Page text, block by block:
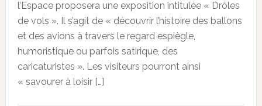
l’Espace proposera une exposition intitulée « Drôles
de vols ». Il s’agit de « découvrir l’histoire des ballons
et des avions à travers le regard espiègle,
humoristique ou parfois satirique, des
caricaturistes ». Les visiteurs pourront ainsi
« savourer à loisir […]